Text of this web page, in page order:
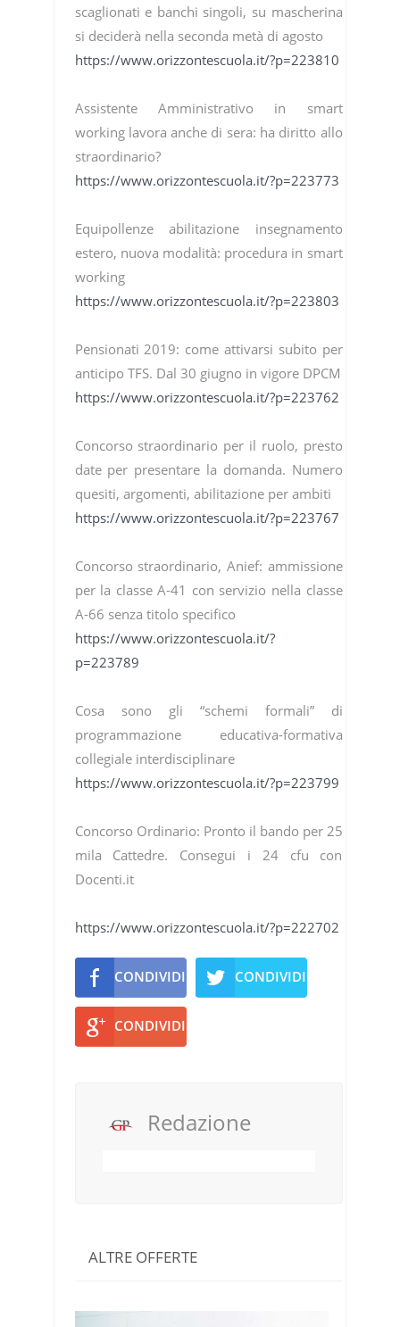
scaglionati e banchi singoli, su mascherina
si deciderà nella seconda metà di agosto
https://www.orizzontescuola.it/?p=223810
Assistente Amministrativo in smart
working lavora anche di sera: ha diritto allo
straordinario?
https://www.orizzontescuola.it/?p=223773
Equipollenze abilitazione insegnamento
estero, nuova modalità: procedura in smart
working
https://www.orizzontescuola.it/?p=223803
Pensionati 2019: come attivarsi subito per
anticipo TFS. Dal 30 giugno in vigore DPCM
https://www.orizzontescuola.it/?p=223762
Concorso straordinario per il ruolo, presto
date per presentare la domanda. Numero
quesiti, argomenti, abilitazione per ambiti
https://www.orizzontescuola.it/?p=223767
Concorso straordinario, Anief: ammissione
per la classe A-41 con servizio nella classe
A-66 senza titolo specifico
https://www.orizzontescuola.it/?
p=223789
Cosa sono gli “schemi formali” di
programmazione educativa-formativa
collegiale interdisciplinare
https://www.orizzontescuola.it/?p=223799
Concorso Ordinario: Pronto il bando per 25
mila Cattedre. Consegui i 24 cfu con
Docenti.it
https://www.orizzontescuola.it/?p=222702
CONDIVIDI CONDIVIDI
CONDIVIDI
Redazione
ALTRE OFFERTE